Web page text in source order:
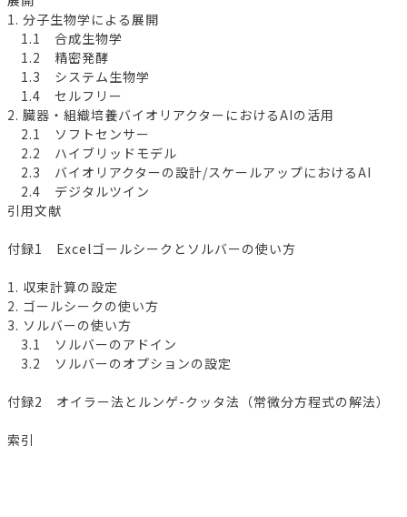
1. 分子生物学による展開
1.1 合成生物学
1.2 精密発酵
1.3 システム生物学
1.4 セルフリー
2. 臓器・組織培養バイオリアクターにおけるAIの活用
2.1 ソフトセンサー
2.2 ハイブリッドモデル
2.3 バイオリアクターの設計/スケールアップにおけるAI
2.4 デジタルツイン
引用文献
付録1 Excelゴールシークとソルバーの使い方
1. 収束計算の設定
2. ゴールシークの使い方
3. ソルバーの使い方
3.1 ソルバーのアドイン
3.2 ソルバーのオプションの設定
付録2 オイラー法とルンゲ-クッタ法（常微分方程式の解法）
索引